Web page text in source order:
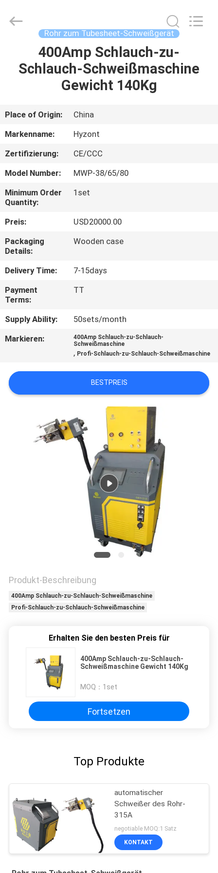
PRODUKTE
VIDEOS
UNS
FABRIK-
AUSFLUG
QUALITÄTSKONTROLLE
FORDERN
SIE EIN
ZITAT
SITEMAP
DATENSCHUTZ-
BESTIMMUNGEN
Co.,Ltd..
Rohr zum Tubesheet-Schweißgerät
400Amp Schlauch-zu-
Schlauch-Schweißmaschine
Gewicht 140Kg
Place of Origin:
China
Markenname:
Hyzont
Zertifizierung:
CE/CCC
Model Number:
MWP-38/65/80
Minimum Order
Quantity:
1set
Preis:
USD20000.00
Packaging
Details:
Wooden case
Delivery Time:
7-15days
Payment
Terms:
TT
Supply Ability:
50sets/month
Markieren:
400Amp Schlauch-zu-Schlauch-
Schweißmaschine
, Profi-Schlauch-zu-Schlauch-Schweißmaschine
BESTPREIS
Produkt-Beschreibung
400Amp Schlauch-zu-Schlauch-Schweißmaschine
Profi-Schlauch-zu-Schlauch-Schweißmaschine
Erhalten Sie den besten Preis für
400Amp Schlauch-zu-Schlauch-
Schweißmaschine Gewicht 140Kg
MOQ： 1set
Fortsetzen
Top Produkte
automatischer
Schweißer des Rohr-
315A
negotiable MOQ:1 Satz
KONTAKT